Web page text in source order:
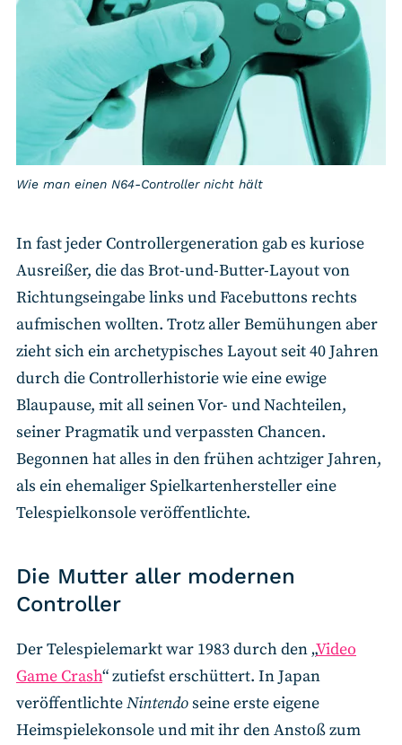
Wie man einen N64-Controller nicht hält
In fast jeder Controllergeneration gab es kuriose
Ausreißer, die das Brot-und-Butter-Layout von
Richtungseingabe links und Facebuttons rechts
aufmischen wollten. Trotz aller Bemühungen aber
zieht sich ein archetypisches Layout seit 40 Jahren
durch die Controllerhistorie wie eine ewige
Blaupause, mit all seinen Vor- und Nachteilen,
seiner Pragmatik und verpassten Chancen.
Begonnen hat alles in den frühen achtziger Jahren,
als ein ehemaliger Spielkartenhersteller eine
Telespielkonsole veröffentlichte.
Die Mutter aller modernen
Controller
Der Telespielemarkt war 1983 durch den „Video
Game Crash“ zutiefst erschüttert. In Japan
veröffentlichteNintendoseine erste eigene
Heimspielekonsole und mit ihr den Anstoß zum